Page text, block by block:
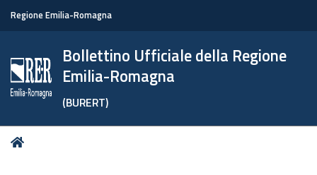
Regione Emilia-Romagna
Bollettino Ufficiale della Regione
Emilia-Romagna
(BURERT)
Tu